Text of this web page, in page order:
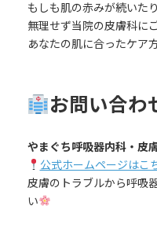
もしも肌の赤みが続いた
無理せず当院の皮膚科に
あなたの肌に合ったケア
お問い合わ
やまぐち呼吸器内科・皮
公式ホームページはこ
皮膚のトラブルから呼吸
い